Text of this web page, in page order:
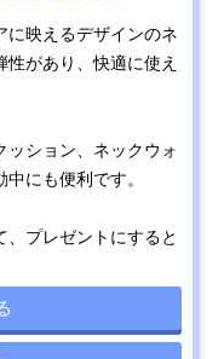
に映えるデザインのネ
があり、快適に使え
ッション、ネックウォ
にも便利です。
プレゼントにすると